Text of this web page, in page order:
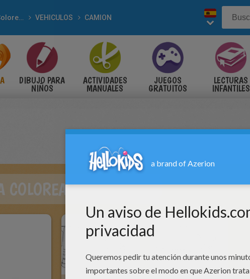
VEHICULOS CAMION
DIBUJO PARA
NIÑOS
ACTIVIDADES
MANUALES
JUEGOS
GRATUITOS
LECTURAS
INFANTILES
COLOREAR CAMION